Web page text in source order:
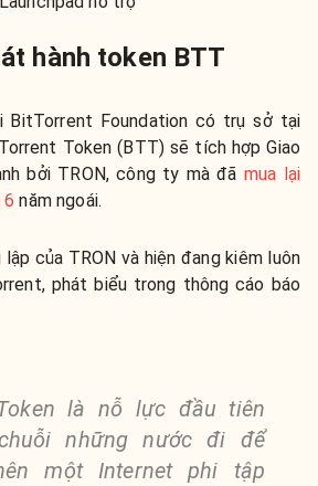
hành token BTT
BitTorrent Foundation có trụ sở tại
Token (BTT) sẽ tích hợp Giao
bởi TRON, công ty mà đã mua lại
6 năm ngoái.
lập của TRON và hiện đang kiêm luôn
phát biểu trong thông cáo báo
là nỗ lực đầu tiên
những nước đi để
một Internet phi tập